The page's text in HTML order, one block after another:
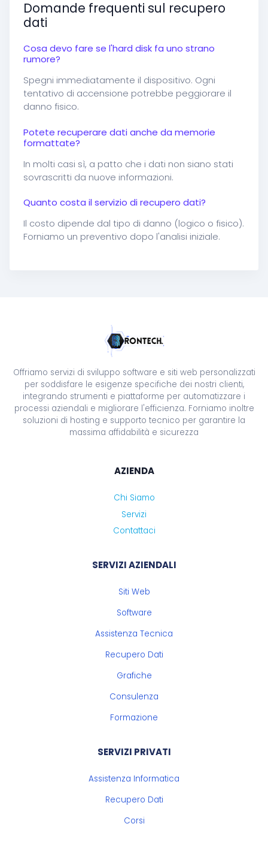
Domande frequenti sul recupero
dati
Cosa devo fare se l'hard disk fa uno strano
rumore?
Spegni immediatamente il dispositivo. Ogni
tentativo di accensione potrebbe peggiorare il
danno fisico.
Potete recuperare dati anche da memorie
formattate?
In molti casi sì, a patto che i dati non siano stati
sovrascritti da nuove informazioni.
Quanto costa il servizio di recupero dati?
Il costo dipende dal tipo di danno (logico o fisico).
Forniamo un preventivo dopo l'analisi iniziale.
Offriamo servizi di sviluppo software e siti web personalizzati
per soddisfare le esigenze specifiche dei nostri clienti,
integrando strumenti e piattaforme per automatizzare i
processi aziendali e migliorare l'efficienza. Forniamo inoltre
soluzioni di hosting e supporto tecnico per garantire la
massima affidabilità e sicurezza
AZIENDA
Chi Siamo
Servizi
Contattaci
SERVIZI AZIENDALI
Siti Web
Software
Assistenza Tecnica
Recupero Dati
Grafiche
Consulenza
Formazione
SERVIZI PRIVATI
Assistenza Informatica
Recupero Dati
Corsi